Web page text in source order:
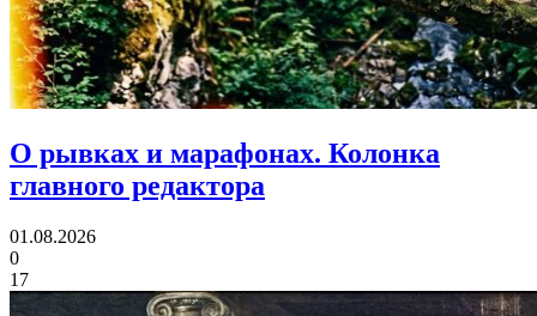
О рывках и марафонах. Колонка
главного редактора
01.08.2026
0
17